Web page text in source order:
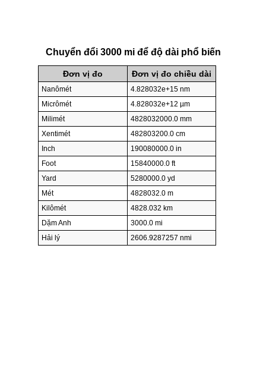
Chuyển đổi 3000 mi để độ dài phổ biến
Đơn vị đo Đơn vị đo chiều dài
Nanômét
4.828032e+15 nm
Micrômét
4.828032e+12 µm
Milimét
4828032000.0 mm
Xentimét
482803200.0 cm
Inch
190080000.0 in
Foot
15840000.0 ft
Yard
5280000.0 yd
Mét
4828032.0 m
Kilômét
4828.032 km
Dặm Anh
3000.0 mi
Hải lý
2606.9287257 nmi